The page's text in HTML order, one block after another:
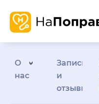
О
нас
Запись
и
отзывы